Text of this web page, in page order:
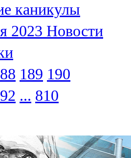
каникулы
2023 Новости
189 190
... 810